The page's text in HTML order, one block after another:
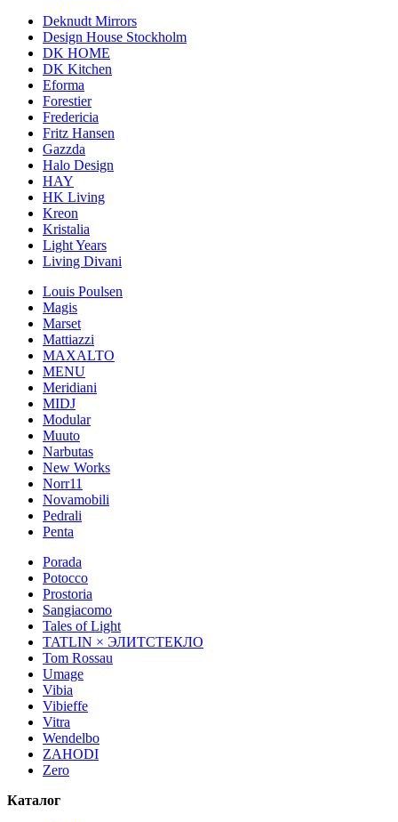
Deknudt Mirrors
Design House Stockholm
DK HOME
DK Kitchen
Eforma
Forestier
Fredericia
Fritz Hansen
Gazzda
Halo Design
HAY
HK Living
Kreon
Kristalia
Light Years
Living Divani
Louis Poulsen
Magis
Marset
Mattiazzi
MAXALTO
MENU
Meridiani
MIDJ
Modular
Muuto
Narbutas
New Works
Norr11
Novamobili
Pedrali
Penta
Porada
Potocco
Prostoria
Sangiacomo
Tales of Light
TATLIN × ЭЛИТСТЕКЛО
Tom Rossau
Umage
Vibia
Vibieffe
Vitra
Wendelbo
ZAHODI
Zero
Каталог